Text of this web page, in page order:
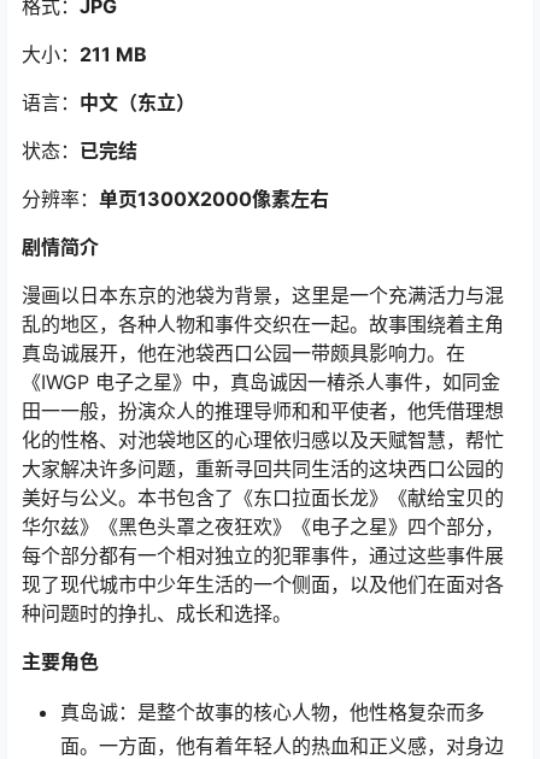
格式： JPG
大小： 211 MB
语言： 中文（东立）
状态： 已完结
分辨率： 单页1300X2000像素左右
剧情简介
漫画以日本东京的池袋为背景，这里是一个充满活力与混
乱的地区，各种人物和事件交织在一起。故事围绕着主角
真岛诚展开，他在池袋西口公园一带颇具影响力。在
《IWGP 电子之星》中，真岛诚因一椿杀人事件，如同金
田一一般，扮演众人的推理导师和和平使者，他凭借理想
化的性格、对池袋地区的心理依归感以及天赋智慧，帮忙
大家解决许多问题，重新寻回共同生活的这块西口公园的
美好与公义。本书包含了《东口拉面长龙》《献给宝贝的
华尔兹》《黑色头罩之夜狂欢》《电子之星》四个部分，
每个部分都有一个相对独立的犯罪事件，通过这些事件展
现了现代城市中少年生活的一个侧面，以及他们在面对各
种问题时的挣扎、成长和选择。
主要角色
真岛诚：是整个故事的核心人物，他性格复杂而多
面。一方面，他有着年轻人的热血和正义感，对身边